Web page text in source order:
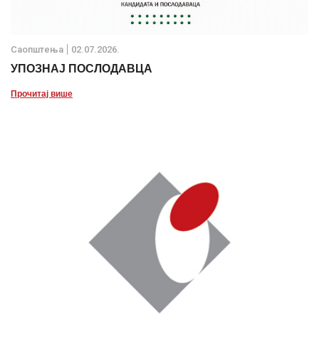
Саопштења 02.07.2026.
УПОЗНАЈ ПОСЛОДАВЦА
Прочитај више